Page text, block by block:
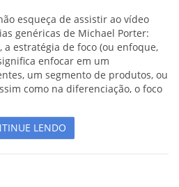
esqueça de assistir ao vídeo
genéricas de Michael Porter:
a estratégia de foco (ou enfoque,
enfocar em um
um segmento de produtos, ou
como na diferenciação, o foco
LENDO